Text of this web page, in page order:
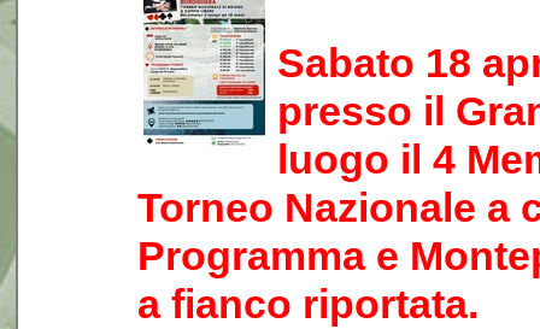
Sabato 18
presso il
luogo il 4
Torneo Nazionale a
Programma e
a fianco riportata.